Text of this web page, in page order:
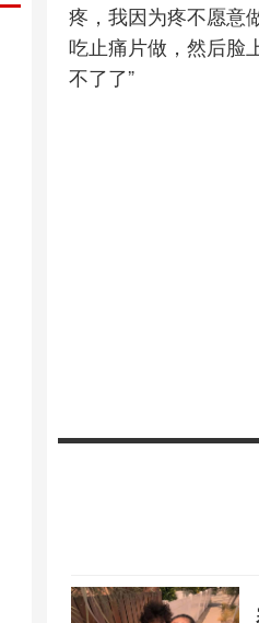
疼，我因为疼不愿意
吃止痛片做，然后脸
不了了”